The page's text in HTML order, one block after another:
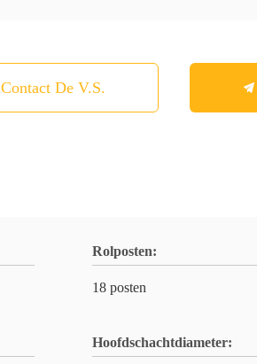
Contact De V.S.
Rolposten:
18 posten
Hoofdschachtdiameter: